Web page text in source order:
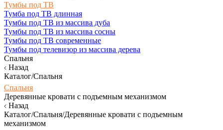
Тумбы под ТВ
Тумба под ТВ длинная
Тумбы под ТВ из массива дуба
Тумбы под ТВ из массива сосны
Тумбы под ТВ современные
Тумбы под телевизор из массива дерева
Спальня
Назад
Каталог/Спальня
Спальня
Деревянные кровати с подъемным механизмом
Назад
Каталог/Спальня/Деревянные кровати с подъемным
механизмом